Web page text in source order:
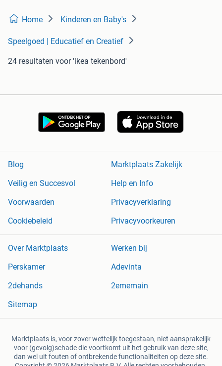
Home Kinderen en Baby's
Speelgoed | Educatief en Creatief
24 resultaten voor 'ikea tekenbord'
Blog
Marktplaats Zakelijk
Veilig en Succesvol
Help en Info
Voorwaarden
Privacyverklaring
Cookiebeleid
Privacyvoorkeuren
Over Marktplaats
Werken bij
Perskamer
Adevinta
2dehands
2ememain
Sitemap
Marktplaats is, voor zover wettelijk toegestaan, niet aansprakelijk
voor (gevolg)schade die voortkomt uit het gebruik van deze site,
dan wel uit fouten of ontbrekende functionaliteiten op deze site.